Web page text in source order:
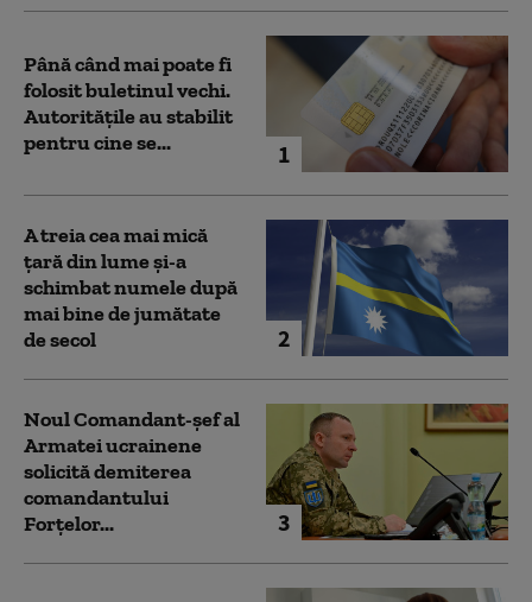
1
Până când mai poate fi
folosit buletinul vechi.
Autoritățile au stabilit
pentru cine se...
2
A treia cea mai mică
țară din lume și-a
schimbat numele după
mai bine de jumătate
de secol
3
Noul Comandant-șef al
Armatei ucrainene
solicită demiterea
comandantului
Forțelor...